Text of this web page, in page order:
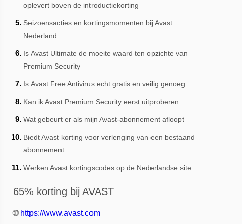
oplevert boven de introductiekorting
Seizoensacties en kortingsmomenten bij Avast
Nederland
Is Avast Ultimate de moeite waard ten opzichte van
Premium Security
Is Avast Free Antivirus echt gratis en veilig genoeg
Kan ik Avast Premium Security eerst uitproberen
Wat gebeurt er als mijn Avast-abonnement afloopt
Biedt Avast korting voor verlenging van een bestaand
abonnement
Werken Avast kortingscodes op de Nederlandse site
65% korting bij AVAST
🌐 https://www.avast.com